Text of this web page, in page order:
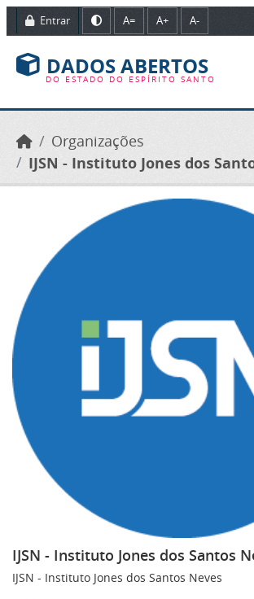
Ir para o conteúdo principal
Entrar A= A+ A-
DADOS ABERTOS
DO ESTADO DO ESPÍRITO SANTO
Organizações
IJSN - Instituto Jones dos
IJSN - Instituto Jones dos Santos
IJSN - Instituto Jones dos Santos Neves